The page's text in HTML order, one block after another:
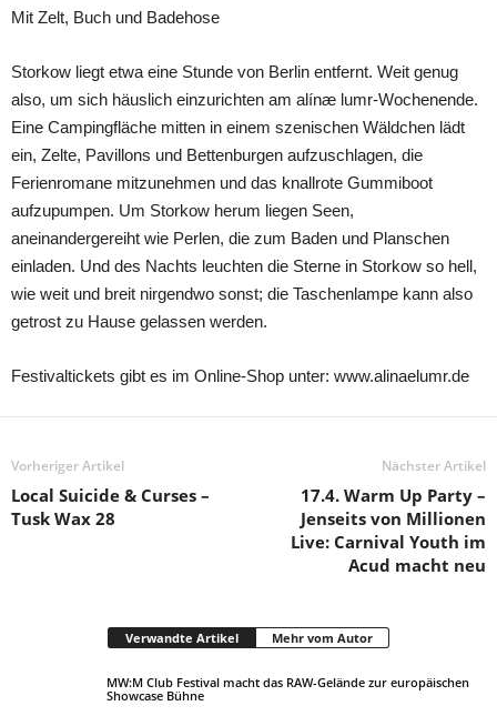
Mit Zelt, Buch und Badehose
Storkow liegt etwa eine Stunde von Berlin entfernt. Weit genug
also, um sich häuslich einzurichten am alínæ lumr-Wochenende.
Eine Campingfläche mitten in einem szenischen Wäldchen lädt
ein, Zelte, Pavillons und Bettenburgen aufzuschlagen, die
Ferienromane mitzunehmen und das knallrote Gummiboot
aufzupumpen. Um Storkow herum liegen Seen,
aneinandergereiht wie Perlen, die zum Baden und Planschen
einladen. Und des Nachts leuchten die Sterne in Storkow so hell,
wie weit und breit nirgendwo sonst; die Taschenlampe kann also
getrost zu Hause gelassen werden.
Festivaltickets gibt es im Online-Shop unter: www.alinaelumr.de
Vorheriger Artikel
Local Suicide & Curses –
Tusk Wax 28
Nächster Artikel
17.4. Warm Up Party –
Jenseits von Millionen
Live: Carnival Youth im
Acud macht neu
Verwandte Artikel Mehr vom Autor
MW:M Club Festival macht das RAW-Gelände zur europäischen
Showcase Bühne